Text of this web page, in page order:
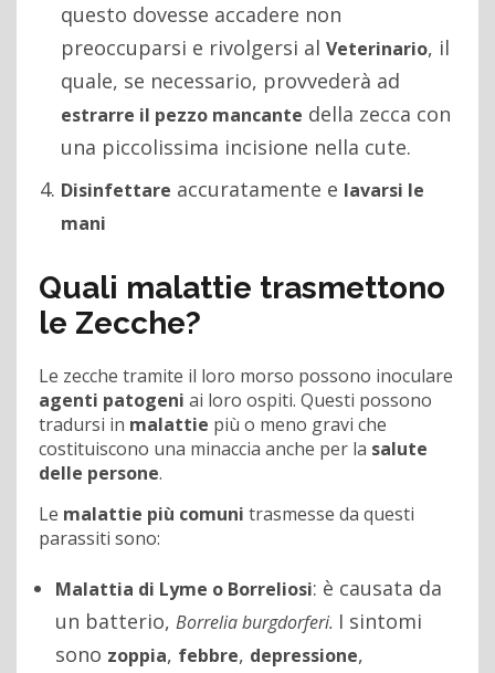
questo dovesse accadere non
preoccuparsi e rivolgersi al Veterinario, il
quale, se necessario, provvederà ad
estrarre il pezzo mancante della zecca con
una piccolissima incisione nella cute.
Disinfettare accuratamente e lavarsi le
mani
Quali malattie trasmettono
le Zecche?
Le zecche tramite il loro morso possono inoculare
agenti patogeni ai loro ospiti. Questi possono
tradursi in malattie più o meno gravi che
costituiscono una minaccia anche per la salute
delle persone.
Le malattie più comuni trasmesse da questi
parassiti sono:
Malattia di Lyme o Borreliosi: è causata da
un batterio, Borrelia burgdorferi. I sintomi
sono zoppia, febbre, depressione,